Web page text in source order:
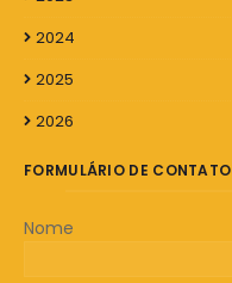
2024
2025
2026
FORMULÁRIO DE CONTATO
Nome